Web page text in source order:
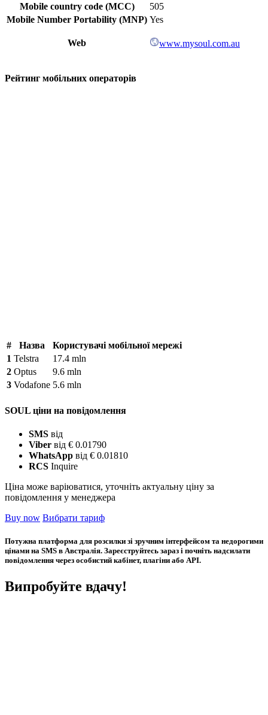
Mobile country code (MCC)
505
Mobile Number Portability (MNP) Yes
Web www.mysoul.com.au
Рейтинг мобільних операторів
# Назва
Користувачі мобільної мережі
1 Telstra
17.4 mln
2 Optus
9.6 mln
3 Vodafone 5.6 mln
SOUL ціни на повідомлення
SMS від
Viber від € 0.01790
WhatsApp від € 0.01810
RCS Inquire
Ціна може варіюватися, уточніть актуальну ціну за
повідомлення у менеджера
Buy now Вибрати тариф
Потужна платформа для розсилки зі зручним інтерфейсом та недорогими
цінами на SMS в Австралія. Зареєструйтесь зараз і почніть надсилати
повідомлення через особистий кабінет, плагіни або API.
Випробуйте вдачу!